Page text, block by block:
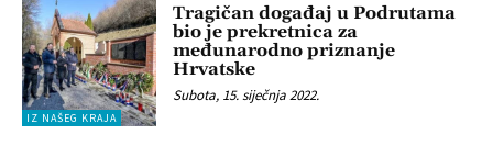
IZ NAŠEG KRAJA
Tragičan događaj u Podrutama
bio je prekretnica za
međunarodno priznanje
Hrvatske
Subota, 15. siječnja 2022.